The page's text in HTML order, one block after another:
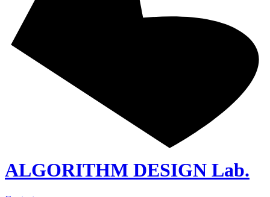
ALGORITHM DESIGN Lab.